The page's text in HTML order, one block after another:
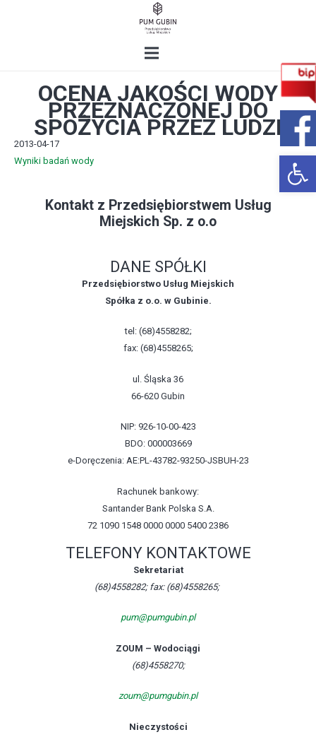
OCENA JAKOŚCI WODY
PRZEZNACZONEJ DO
SPOŻYCIA PRZEZ LUDZI
2013-04-17
Wyniki badań wody
Kontakt z Przedsiębiorstwem Usług
Miejskich Sp. z o.o
DANE SPÓŁKI
Przedsiębiorstwo Usług Miejskich
Spółka z o.o. w Gubinie.
tel: (68)4558282;
fax: (68)4558265;
ul. Śląska 36
66-620 Gubin
NIP: 926-10-00-423
BDO: 000003669
e-Doręczenia: AE:PL-43782-93250-JSBUH-23
Rachunek bankowy:
Santander Bank Polska S.A.
72 1090 1548 0000 0000 5400 2386
TELEFONY KONTAKTOWE
Sekretariat
(68)4558282; fax: (68)4558265;
pum@pumgubin.pl
ZOUM – Wodociągi
(68)4558270;
zoum@pumgubin.pl
Nieczystości